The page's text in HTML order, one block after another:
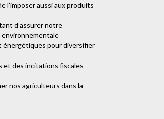
l’imposer aussi aux produits
d’assurer notre
énergétiques pour diversifier
et des incitations fiscales
nos agriculteurs dans la